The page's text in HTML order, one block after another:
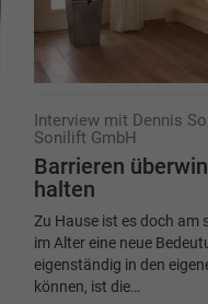
Interview mit Dennis
Sonilift GmbH
Barrieren
halten
Zu Hause ist es doch am
im Alter eine neue
eigenständig in den
können, ist die…